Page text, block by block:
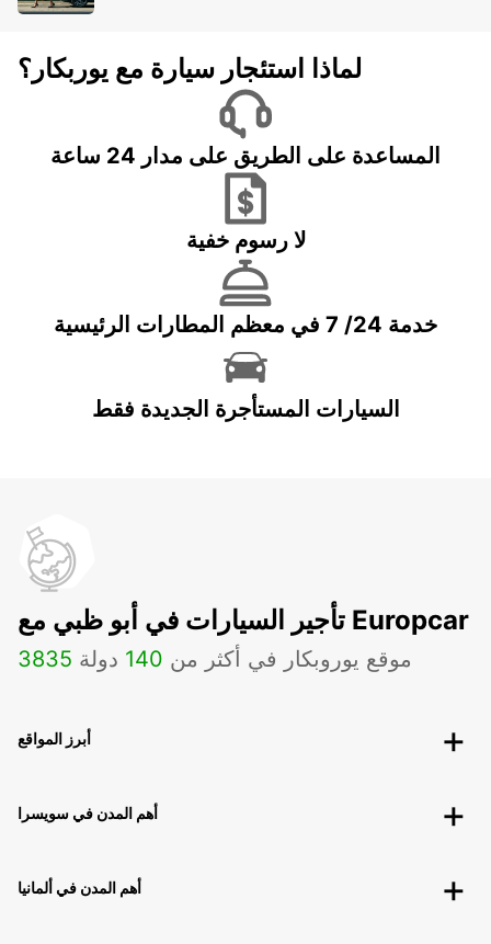
لماذا استئجار سيارة مع يوربكار؟
المساعدة على الطريق على مدار 24 ساعة
لا رسوم خفية
خدمة 24/ 7 في معظم المطارات الرئيسية
السيارات المستأجرة الجديدة فقط
تأجير السيارات في أبو ظبي مع Europcar
3835 موقع يوروبكار في أكثر من 140 دولة
أبرز المواقع
أهم المدن في سويسرا
أهم المدن في ألمانيا